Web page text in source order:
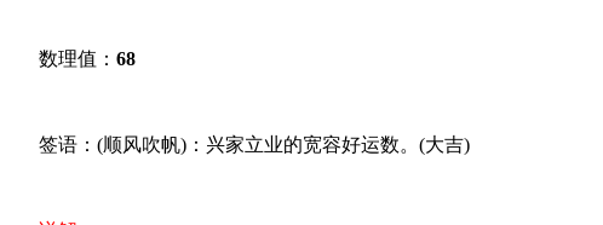
数理值： 68
签语：(顺风吹帆)：兴家立业的宽容好运数。(大吉)